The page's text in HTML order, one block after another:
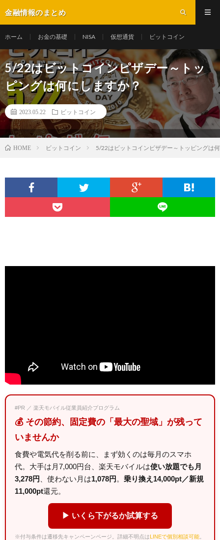
金融情報のまとめ
ホーム お金の基礎 NISA 仮想通貨 ビットコイン
5/22はビットコインピザデー～トッ
ピングは何にしますか？
2023.05.22 ビットコイン
HOME ビットコイン 5/22はビットコインピザデー～トッピングは
#PR ／ 楽天モバイル従業員紹介プログラム
💰 その節約、固定費の「最大の聖域」が残って
いませんか
食費や電気代を削る前に、まず効くのは毎月のスマホ
代。大手は月7,000円台、楽天モバイルは使い放題でも月
3,278円
、使わない月は1,078円 。 乗り換え14,000pt／新規
11,000pt還元。
▶ いくら下がるか試算する
※付与条件は遷移先キャンペーンページ。詳細不明点はLINEで個別相談可能